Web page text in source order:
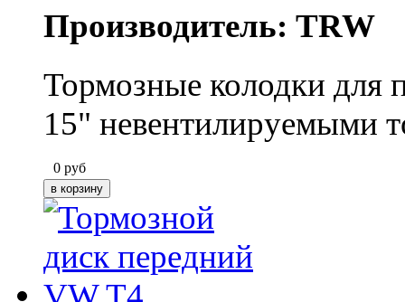
Производитель: TRW
Тормозные колодки для
15" невентилируемыми
0 руб